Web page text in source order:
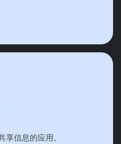
享信息的应用。